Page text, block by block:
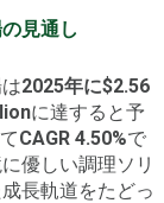
見通し
2025年に$2.56
に達すると予
CAGR 4.50%で
優しい調理ソリ
長軌道をたどっ